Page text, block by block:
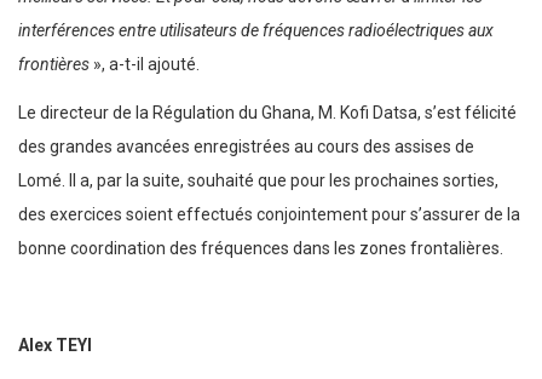
interférences entre utilisateurs de fréquences radioélectriques aux
frontières », a-t-il ajouté.
Le directeur de la Régulation du Ghana, M. Kofi Datsa, s’est félicité
des grandes avancées enregistrées au cours des assises de
Lomé. Il a, par la suite, souhaité que pour les prochaines sorties,
des exercices soient effectués conjointement pour s’assurer de la
bonne coordination des fréquences dans les zones frontalières.
Alex TEYI